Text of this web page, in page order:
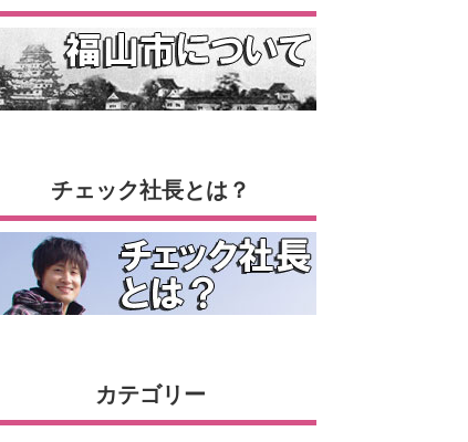
チェック社長とは？
カテゴリー